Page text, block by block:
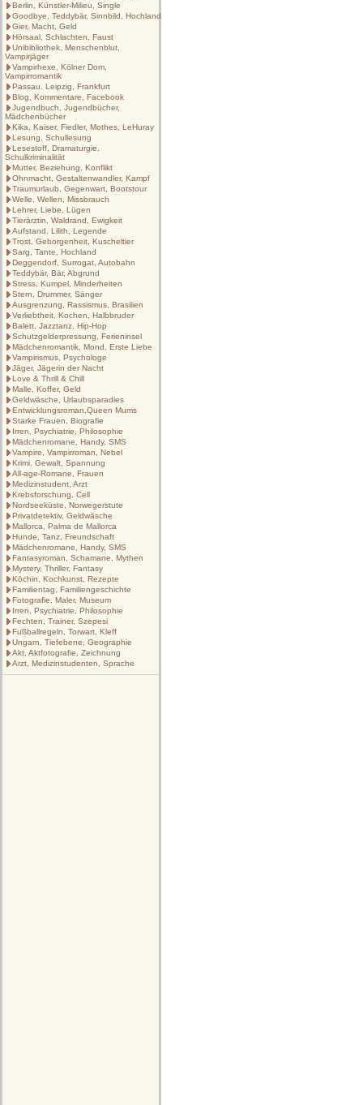
Berlin, Künstler-Milieu, Single
Goodbye, Teddybär, Sinnbild, Hochland
Gier, Macht, Geld
Hörsaal, Schlachten, Faust
Unibibliothek, Menschenblut,
Vampirjäger
Vampirhexe, Kölner Dom,
Vampirromantik
Passau. Leipzig, Frankfurt
Blog, Kommentare, Facebook
Jugendbuch, Jugendbücher,
Mädchenbücher
Kika, Kaiser, Fiedler, Mothes, LeHuray
Lesung, Schullesung
Lesestoff, Dramaturgie,
Schulkriminalität
Mutter, Beziehung, Konflikt
Ohnmacht, Gestaltenwandler, Kampf
Traumurlaub, Gegenwart, Bootstour
Welle, Wellen, Missbrauch
Lehrer, Liebe, Lügen
Tierärztin, Waldrand, Ewigkeit
Aufstand, Lilith, Legende
Trost, Geborgenheit, Kuscheltier
Sarg, Tante, Hochland
Deggendorf, Surrogat, Autobahn
Teddybär, Bär, Abgrund
Stress, Kumpel, Minderheiten
Stern, Drummer, Sänger
Ausgrenzung, Rassismus, Brasilien
Verliebtheit, Kochen, Halbbruder
Balett, Jazztanz, Hip-Hop
Schutzgelderpressung, Ferieninsel
Mädchenromantik, Mond, Erste Liebe
Vampirismus, Psychologe
Jäger, Jägerin der Nacht
Love & Thrill & Chill
Malle, Koffer, Geld
Geldwäsche, Urlaubsparadies
Entwicklungsroman,Queen Mums
Starke Frauen, Biografie
Irren, Psychiatrie, Philosophie
Mädchenromane, Handy, SMS
Vampire, Vampirroman, Nebel
Krimi, Gewalt, Spannung
All-age-Romane, Frauen
Medizinstudent, Arzt
Krebsforschung, Cell
Nordseeküste, Norwegerstute
Privatdetektiv, Geldwäsche
Mallorca, Palma de Mallorca
Hunde, Tanz, Freundschaft
Mädchenromane, Handy, SMS
Fantasyroman, Schamane, Mythen
Mystery, Thriller, Fantasy
Köchin, Kochkunst, Rezepte
Familientag, Familiengeschichte
Fotografie, Maler, Museum
Irren, Psychiatrie, Philosophie
Fechten, Trainer, Szepesi
Fußballregeln, Torwart, Kleff
Ungarn, Tiefebene, Geographie
Akt, Aktfotografie, Zeichnung
Arzt, Medizinstudenten, Sprache